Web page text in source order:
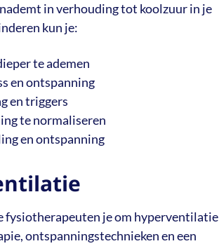
in verhouding tot koolzuur in je
kun je:
te ademen
en ontspanning
en triggers
te normaliseren
en ontspanning
fysiotherapeuten je om hyperventilatie
ontspanningstechnieken en een